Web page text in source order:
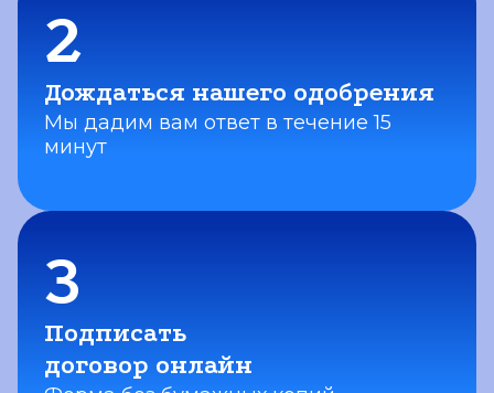
2
Дождаться нашего одобрения
Мы дадим вам ответ в течение 15
минут
3
Подписать
договор онлайн